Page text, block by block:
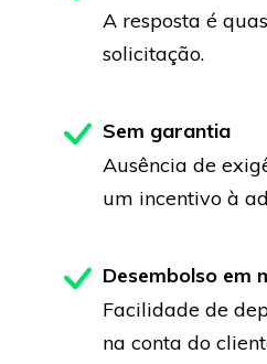
A resposta é
solicitação.
Sem garantia
Ausência de
um incentivo à
Desembolso em
Facilidade de
na conta do